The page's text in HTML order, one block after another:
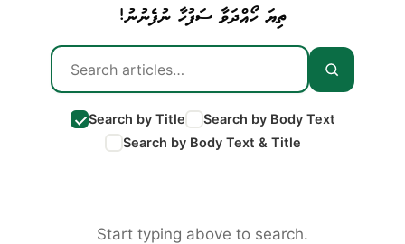
ތިޔަ ހޯއްދަވާ ސަފުހާ ނުފެނުނު!
Search by Title
Search by Body Text
Search by Body Text & Title
Start typing above to search.